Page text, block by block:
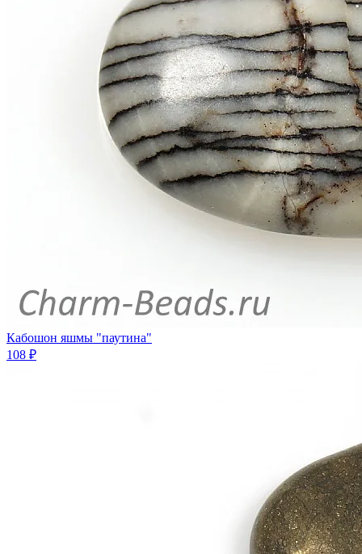
Кабошон яшмы "паутина"
108 ₽